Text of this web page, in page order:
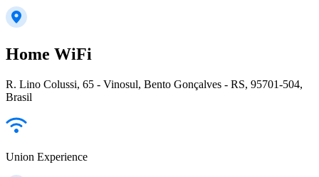
Home WiFi
R. Lino Colussi, 65 - Vinosul, Bento Gonçalves - RS, 95701-504,
Brasil
Union Experience